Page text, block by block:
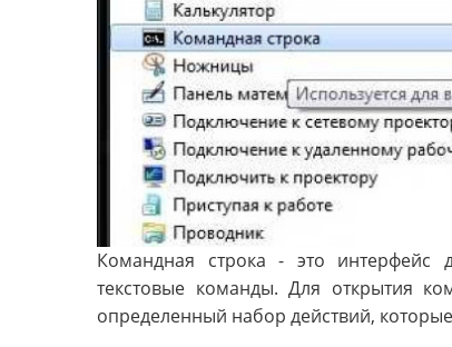
Командная строка - это интерфейс
текстовые команды. Для открытия
определенный набор действий,